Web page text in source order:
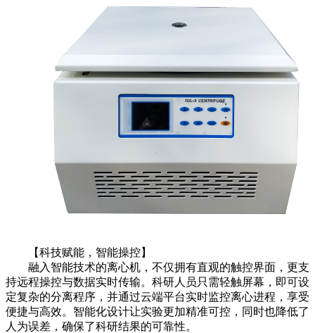
【科技赋能，智能操控】
融入智能技术的离心机，不仅拥有直观的触控界面，更支
持远程操控与数据实时传输。科研人员只需轻触屏幕，即可设
定复杂的分离程序，并通过云端平台实时监控离心进程，享受
便捷与高效。智能化设计让实验更加精准可控，同时也降低了
人为误差，确保了科研结果的可靠性。